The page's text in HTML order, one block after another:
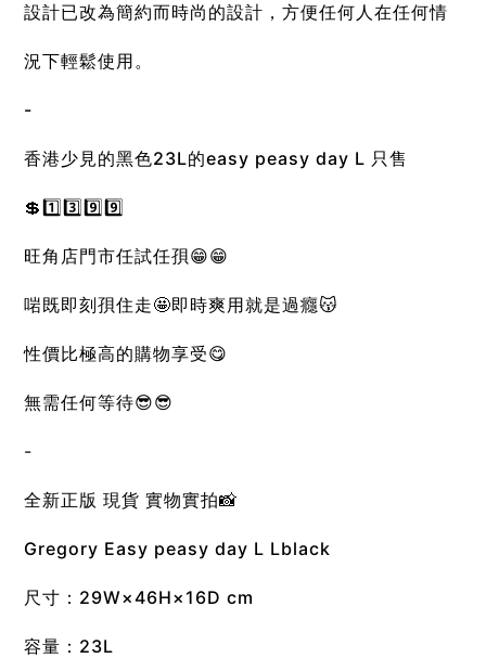
設計已改為簡約而時尚的設計，方便任何人在任何情
況下輕鬆使用。
-
香港少見的黑色23L的easy peasy day L 只售
💲1️⃣3️⃣9️⃣9️⃣
旺角店門市任試任孭😁😁
啱既即刻孭住走🤩即時爽用就是過癮😽
性價比極高的購物享受😋
無需任何等待😎😎
-
全新正版 現貨 實物實拍📸
Gregory Easy peasy day L Lblack
尺寸：29W×46H×16D cm
容量：23L